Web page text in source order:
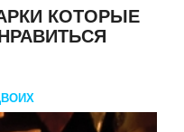
КОТОРЫЕ